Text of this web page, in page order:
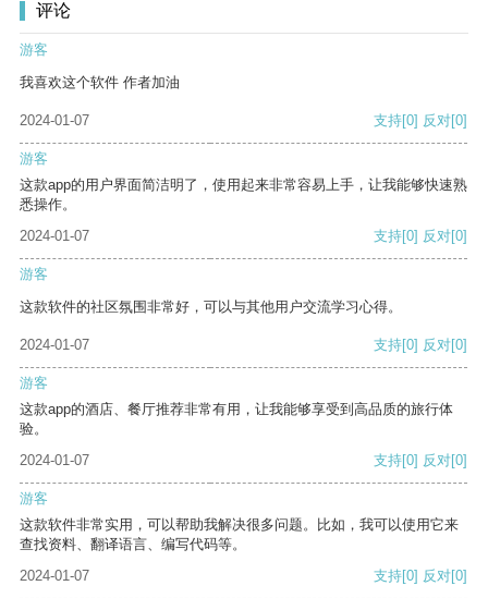
评论
游客
我喜欢这个软件 作者加油
2024-01-07 支持[0] 反对[0]
游客
这款app的用户界面简洁明了，使用起来非常容易上手，让我能够快速熟
悉操作。
2024-01-07
支持[0] 反对[0]
游客
这款软件的社区氛围非常好，可以与其他用户交流学习心得。
2024-01-07 支持[0] 反对[0]
游客
这款app的酒店、餐厅推荐非常有用，让我能够享受到高品质的旅行体
验。
2024-01-07
支持[0] 反对[0]
游客
这款软件非常实用，可以帮助我解决很多问题。比如，我可以使用它来
查找资料、翻译语言、编写代码等。
2024-01-07
支持[0] 反对[0]